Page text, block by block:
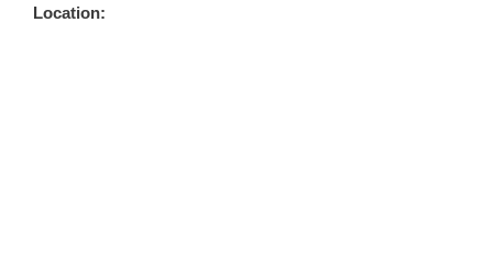
Location: